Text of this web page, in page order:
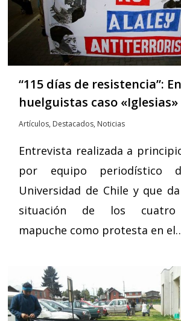
“115 días de resistencia”:
huelguistas caso «Iglesias»
Artículos, Destacados, Noticias
Entrevista realizada a
por equipo periodístico
Universidad de Chile y que
situación de los cuatro
mapuche como protesta en